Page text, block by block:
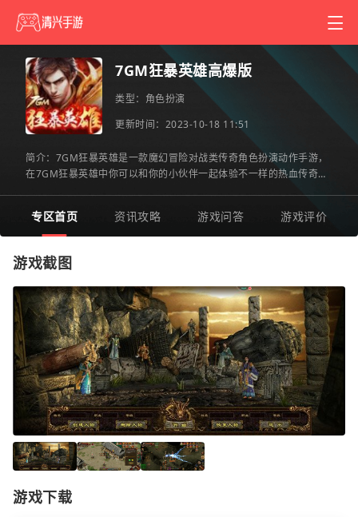
7GM狂暴英雄高爆版
类型： 角色扮演
更新时间：2023-10-18 11:51
简介：7GM狂暴英雄是一款魔幻冒险对战类传奇角色扮演动作手游，
在7GM狂暴英雄中你可以和你的小伙伴一起体验不一样的热血传奇冒
专区首页 资讯攻略 游戏问答 游戏评价
游戏截图
游戏下载